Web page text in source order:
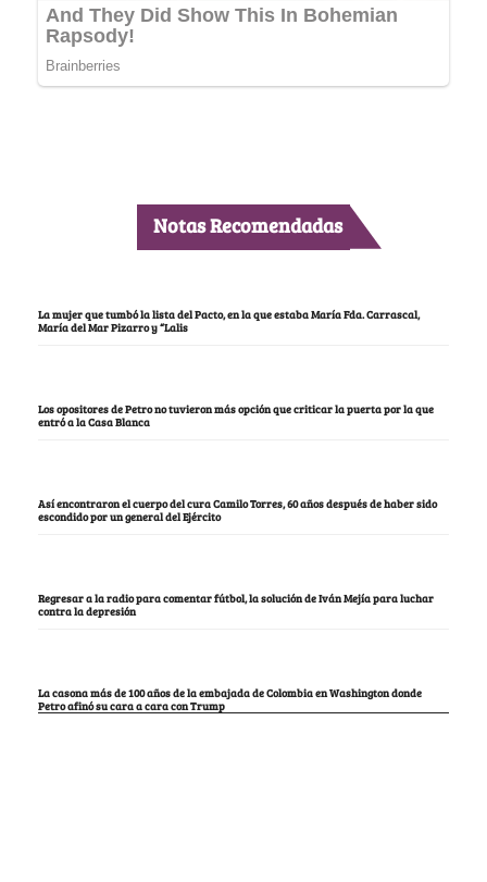
Notas Recomendadas
La mujer que tumbó la lista del Pacto, en la que estaba María Fda. Carrascal,
María del Mar Pizarro y “Lalis
Los opositores de Petro no tuvieron más opción que criticar la puerta por la que
entró a la Casa Blanca
Así encontraron el cuerpo del cura Camilo Torres, 60 años después de haber sido
escondido por un general del Ejército
Regresar a la radio para comentar fútbol, la solución de Iván Mejía para luchar
contra la depresión
La casona más de 100 años de la embajada de Colombia en Washington donde
Petro afinó su cara a cara con Trump